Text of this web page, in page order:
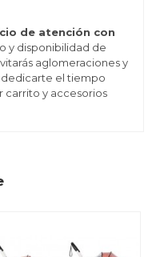
de atención con
y disponibilidad de
aglomeraciones y
dedicarte el tiempo
carrito y accesorios